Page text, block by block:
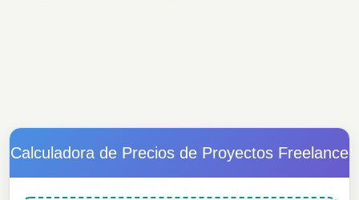
Calculadora de Precios de Proyectos Freelance